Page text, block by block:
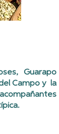
Guarapo
Campo y la